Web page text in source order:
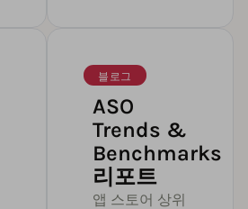
블로그
ASO
Trends &
Benchmarks
리포트
앱 스토어 상위